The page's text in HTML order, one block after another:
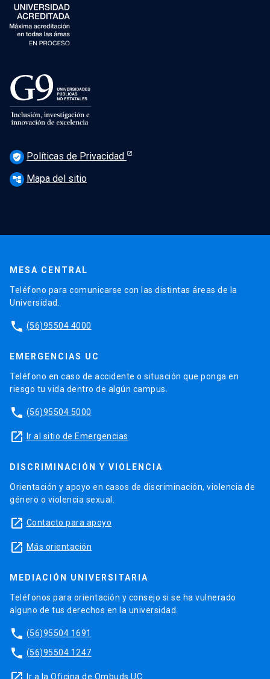
verified_user Políticas de Privacidad
account_tree Mapa del sitio
MESA CENTRAL
Teléfono para comunicarse con las distintas áreas de la
Universidad.
phone (56)95504 4000
EMERGENCIAS UC
Teléfono en caso de accidente o situación que ponga en
riesgo tu vida dentro de algún campus.
phone (56)95504 5000
launch Ir al sitio de Emergencias
DISCRIMINACIÓN Y VIOLENCIA
Orientación y apoyo en casos de discriminación, violencia de
género o violencia sexual.
launch Contacto para apoyo
launch Más orientación
MEDIACIÓN UNIVERSITARIA
Teléfonos para orientación y consejo si se ha vulnerado
alguno de tus derechos en la universidad.
phone (56)95504 1691
phone (56)95504 1247
Ir a la Oficina de Ombuds UC